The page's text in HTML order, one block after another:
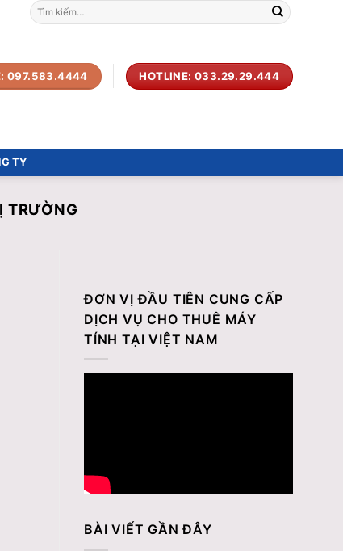
Tìm
kiếm:
097.583.4444 HOTLINE: 033.29.29.444
TY
TRƯỜNG
ĐƠN VỊ ĐẦU TIÊN CUNG CẤP
DỊCH VỤ CHO THUÊ MÁY
TÍNH TẠI VIỆT NAM
BÀI VIẾT GẦN ĐÂY